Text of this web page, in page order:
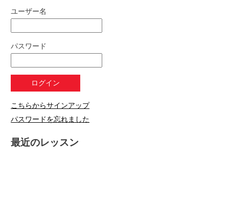
ユーザー名
パスワード
こちらからサインアップ
パスワードを忘れました
最近のレッスン